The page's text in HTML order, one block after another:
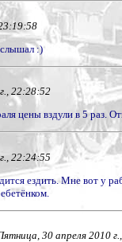
:)
22:28:52
цены вздули в 5 раз.
22:24:55
ездить. Мне вот у
30 апреля 2010